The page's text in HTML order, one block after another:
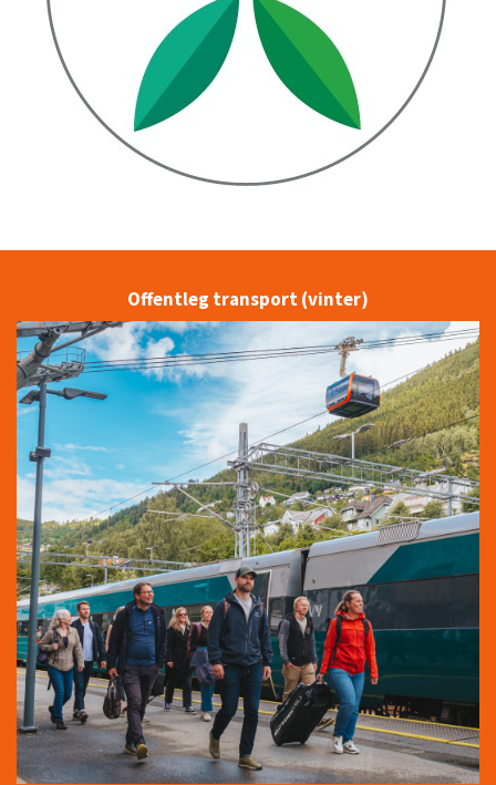
Offentleg transport (vinter)